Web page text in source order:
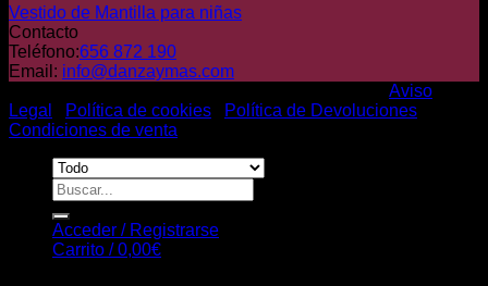
Vestido de Mantilla para niñas
Contacto
Teléfono:656 872 190
Email: info@danzaymas.com
Aviso
Legal
Política de cookies Política de Devoluciones
Condiciones de venta
Buscar
por:
Acceder / Registrarse
Carrito /0,00€